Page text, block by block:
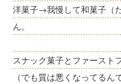
洋菓子→我慢して和菓子（
ん。
スナック菓子とファースト
（でも質は悪くなってるん